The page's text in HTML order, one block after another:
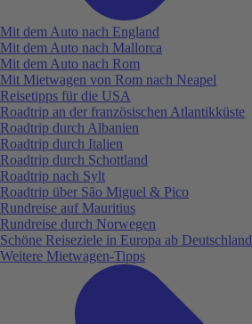
Mit dem Auto nach England
Mit dem Auto nach Mallorca
Mit dem Auto nach Rom
Mit Mietwagen von Rom nach Neapel
Reisetipps für die USA
Roadtrip an der französischen Atlantikküste
Roadtrip durch Albanien
Roadtrip durch Italien
Roadtrip durch Schottland
Roadtrip nach Sylt
Roadtrip über São Miguel & Pico
Rundreise auf Mauritius
Rundreise durch Norwegen
Schöne Reiseziele in Europa ab Deutschland
Weitere Mietwagen-Tipps